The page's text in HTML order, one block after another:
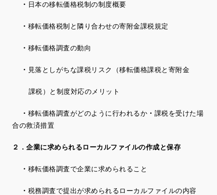
・ 日本の移転価格税制の制度概要
・ 移転価格税制と隣り合わせの寄附金課税規定
・ 移転価格調査の動向
・ 見落としがちな課税リスク（移転価格課税と寄附金
課税）と制度対応のメリット
・ 移転価格調査がどのように行われるか ・ 課税を受けた場
合の救済措置
２．企業に求められるローカルファイルの作成と保存
・ 移転価格調査で企業に求められること
・ 税務調査で提出が求められるローカルファイルの内容